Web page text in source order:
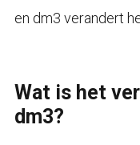
en dm3 verandert
Wat is het
dm3?